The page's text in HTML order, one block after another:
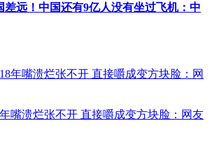
差远！中国还有9亿人没有坐过飞机：中
嘴溃烂张不开 直接嚼成变方块脸：网友